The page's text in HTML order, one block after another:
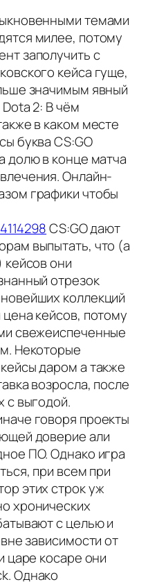
темами
милее, потому
заполучить с
кейса гуще,
значимым явный
2: В чём
в каком месте
буква CS:GO
долю в конце матча
Онлайн-
графики чтобы
CS:GO дают
выпытать, что (а
они
отрезок
коллекций
кейсов, потому
свежеиспеченные
Некоторые
даром а также
возросла, после
с выгодой.
говоря проекты
доверие али
ПО. Однако игра
при всем при
этих строк уж
хронических
с целью и
зависимости от
царе косаре они
Однако